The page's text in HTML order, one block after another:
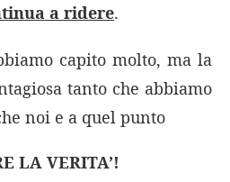
a ridere.
capito molto, ma la
tanto che abbiamo
noi e a quel punto
LA VERITA’!